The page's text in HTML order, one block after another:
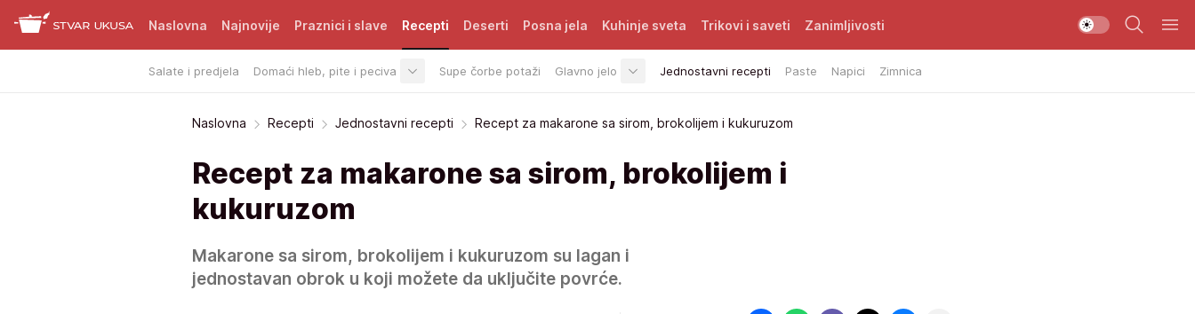
Naslovna Najnovije Praznici i slave Recepti
Salate i predjela Domaći hleb, pite i peciva Supe čorbe potaži Glavno jelo Jednostavni recepti Paste Napici Zimnica
Deserti Posna jela Kuhinje sveta Trikovi i saveti Zanimljivosti
Naslovna Recepti Jednostavni recepti Recept za makarone sa sirom, brokolijem i kukuruzom
Recept za makarone sa sirom, brokolijem i
kukuruzom
Makarone sa sirom, brokolijem i kukuruzom su lagan i
jednostavan obrok u koji možete da uključite povrće.